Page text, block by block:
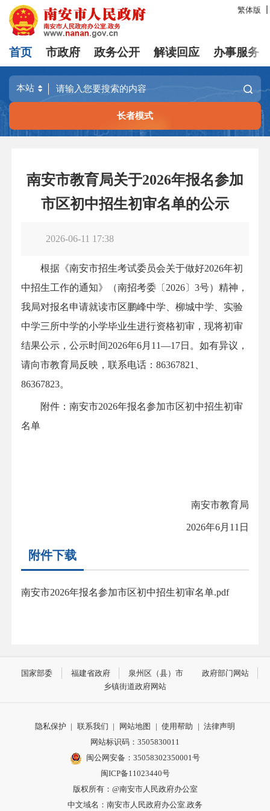
繁体版
首页 市政府 政务公开 解读回应 办事服务
长者模式
南安市教育局关于2026年报名参加
市区初中招生初审名单的公示
2026-06-11 17:38
根据《南安市招生考试委员会关于做好2026年初
中招生工作的通知》（南招考委〔2026〕3号）精神，
我局对报名申请就读市区鹏峰中学、柳城中学、实验
中学三所中学的小学毕业生进行资格初审，现将初审
结果公示，公示时间2026年6月11—17日。如有异议，
请向市教育局反映，联系电话：86367821、
86367823。
附件：南安市2026年报名参加市区初中招生初审
名单
南安市教育局
2026年6月11日
附件下载
南安市2026年报名参加市区初中招生初审名单.pdf
国家部委 福建省政府 泉州区（县）市
政府部门网站
乡镇街道政府网站
隐私保护 | 联系我们 | 网站地图 | 使用帮助 | 法律声明
网站标识码：3505830011
闽公网安备：35058302350001号
闽ICP备11023440号
版权所有：@南安市人民政府办公室
中文域名：南安市人民政府办公室.政务